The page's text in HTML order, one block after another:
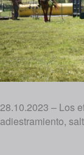
28.10.2023 – Los
adiestramiento,